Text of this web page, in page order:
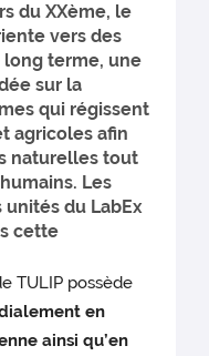
du XXème, le
vers des
long terme, une
sur la
qui régissent
agricoles afin
naturelles tout
Les
du LabEx
cette
TULIP possède
en
ainsi qu’en